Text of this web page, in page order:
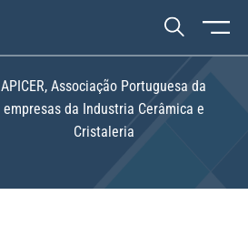
APICER, Associação Portuguesa da
empresas da Industria Cerâmica e
Cristaleria